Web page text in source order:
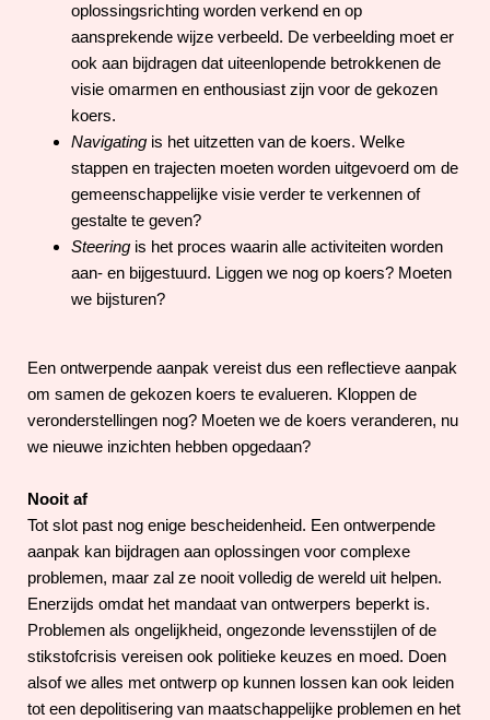
oplossingsrichting worden verkend en op
aansprekende wijze verbeeld. De verbeelding moet er
ook aan bijdragen dat uiteenlopende betrokkenen de
visie omarmen en enthousiast zijn voor de gekozen
koers.
Navigating is het uitzetten van de koers. Welke
stappen en trajecten moeten worden uitgevoerd om de
gemeenschappelijke visie verder te verkennen of
gestalte te geven?
Steering is het proces waarin alle activiteiten worden
aan- en bijgestuurd. Liggen we nog op koers? Moeten
we bijsturen?
Een ontwerpende aanpak vereist dus een reflectieve aanpak
om samen de gekozen koers te evalueren. Kloppen de
veronderstellingen nog? Moeten we de koers veranderen, nu
we nieuwe inzichten hebben opgedaan?
Nooit af
Tot slot past nog enige bescheidenheid. Een ontwerpende
aanpak kan bijdragen aan oplossingen voor complexe
problemen, maar zal ze nooit volledig de wereld uit helpen.
Enerzijds omdat het mandaat van ontwerpers beperkt is.
Problemen als ongelijkheid, ongezonde levensstijlen of de
stikstofcrisis vereisen ook politieke keuzes en moed. Doen
alsof we alles met ontwerp op kunnen lossen kan ook leiden
tot een depolitisering van maatschappelijke problemen en het